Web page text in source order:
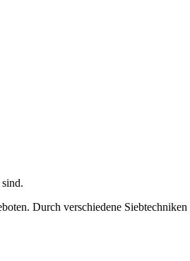
Durch verschiedene